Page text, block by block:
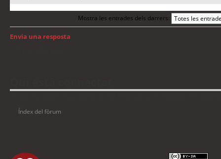
Mostra les entrades dels darrers:
Envia una resposta
Índex del fòrum